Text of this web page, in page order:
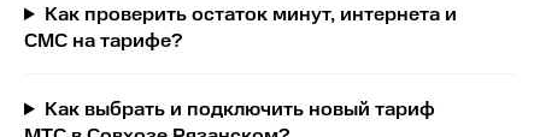
Как проверить остаток минут, интернета и
СМС на тарифе?
Как выбрать и подключить новый тариф